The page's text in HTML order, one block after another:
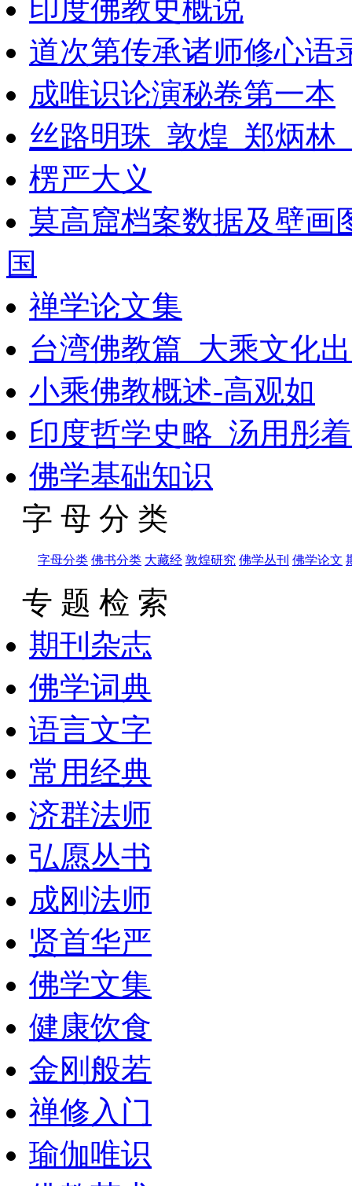
印度佛教史概说
道次第传承诸师修心语
成唯识论演秘卷第一本
丝路明珠_敦煌_郑炳林
楞严大义
莫高窟档案数据及壁画
国
禅学论文集
台湾佛教篇_大乘文化
小乘佛教概述-高观如
印度哲学史略_汤用彤
佛学基础知识
字 母 分 类
字母分类 佛书分类 大藏经 敦煌研究 佛学丛刊 佛学论文
专 题 检 索
期刊杂志
佛学词典
语言文字
常用经典
济群法师
弘愿丛书
成刚法师
贤首华严
佛学文集
健康饮食
金刚般若
禅修入门
瑜伽唯识